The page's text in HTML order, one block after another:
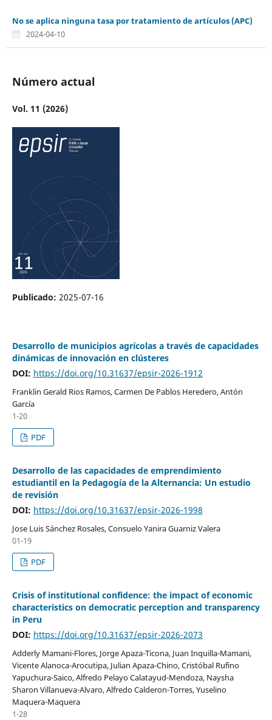
No se aplica ninguna tasa por tratamiento de artículos (APC)
2024-04-10
Número actual
Vol. 11 (2026)
Publicado: 2025-07-16
Desarrollo de municipios agrícolas a través de capacidades
dinámicas de innovación en clústeres
DOI: https://doi.org/10.31637/epsir-2026-1912
Franklin Gerald Rios Ramos, Carmen De Pablos Heredero, Antón
García
1-20
PDF
Desarrollo de las capacidades de emprendimiento
estudiantil en la Pedagogía de la Alternancia: Un estudio
de revisión
DOI: https://doi.org/10.31637/epsir-2026-1998
Jose Luis Sánchez Rosales, Consuelo Yanira Guarniz Valera
01-19
PDF
Crisis of institutional confidence: the impact of economic
characteristics on democratic perception and transparency
in Peru
DOI: https://doi.org/10.31637/epsir-2026-2073
Adderly Mamani-Flores, Jorge Apaza-Ticona, Juan Inquilla-Mamani,
Vicente Alanoca-Arocutipa, Julian Apaza-Chino, Cristóbal Rufino
Yapuchura-Saico, Alfredo Pelayo Calatayud-Mendoza, Naysha
Sharon Villanueva-Alvaro, Alfredo Calderon-Torres, Yuselino
Maquera-Maquera
1-28